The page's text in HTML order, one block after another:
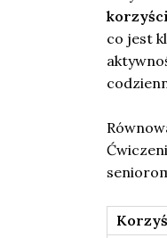
co jest